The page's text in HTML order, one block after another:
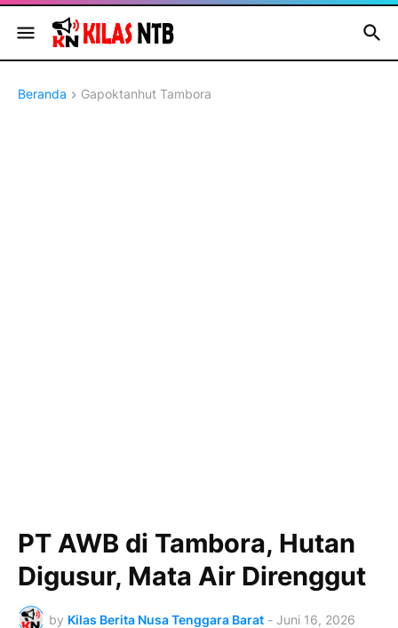
Beranda Gapoktanhut Tambora
PT AWB di Tambora, Hutan
Digusur, Mata Air Direnggut
by Kilas Berita Nusa Tenggara Barat - Juni 16, 2026